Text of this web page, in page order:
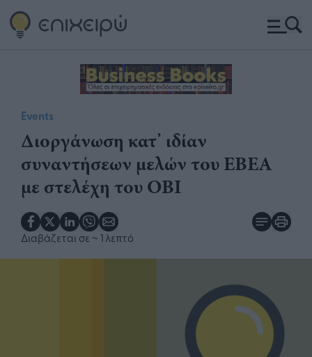
Events
Διοργάνωση κατ’ ιδίαν
συναντήσεων μελών του ΕΒΕΑ
με στελέχη του ΟΒΙ
Διαβάζεται σε ~ 1 λεπτό